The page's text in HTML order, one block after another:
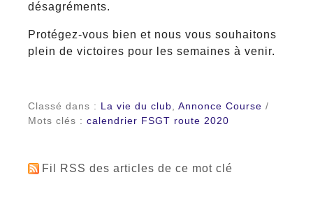
désagréments.
Protégez-vous bien et nous vous souhaitons
plein de victoires pour les semaines à venir.
Classé dans : La vie du club, Annonce Course /
Mots clés : calendrier FSGT route 2020
Fil RSS des articles de ce mot clé